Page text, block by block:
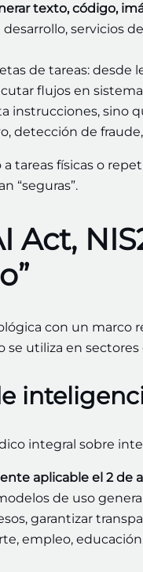
texto, código,
servicios
de tareas: desde
flujos en
instrucciones, sino
de fraude,
tareas físicas o
“seguras”.
Act,
con un marco
utiliza en sectores
integral sobre
aplicable el 2 de
de uso
garantizar
empleo,